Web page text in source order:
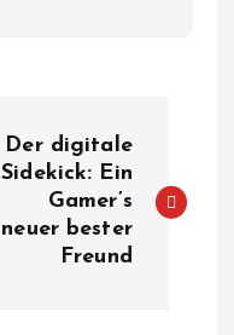
Der digitale
Sidekick: Ein
Gamer’s
neuer bester
Freund